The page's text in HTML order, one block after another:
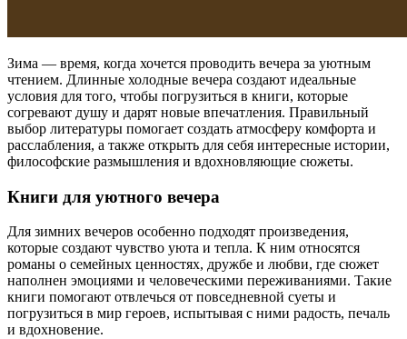
Зима — время, когда хочется проводить вечера за уютным
чтением. Длинные холодные вечера создают идеальные
условия для того, чтобы погрузиться в книги, которые
согревают душу и дарят новые впечатления. Правильный
выбор литературы помогает создать атмосферу комфорта и
расслабления, а также открыть для себя интересные истории,
философские размышления и вдохновляющие сюжеты.
Книги для уютного вечера
Для зимних вечеров особенно подходят произведения,
которые создают чувство уюта и тепла. К ним относятся
романы о семейных ценностях, дружбе и любви, где сюжет
наполнен эмоциями и человеческими переживаниями. Такие
книги помогают отвлечься от повседневной суеты и
погрузиться в мир героев, испытывая с ними радость, печаль
и вдохновение.